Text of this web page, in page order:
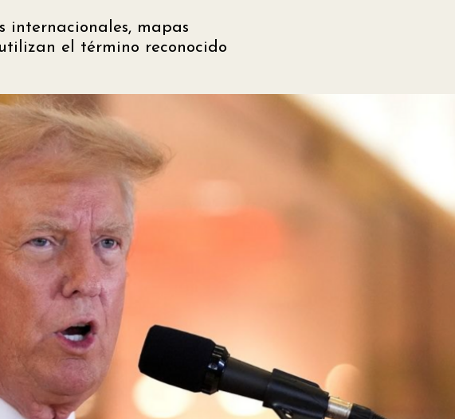
mapas
el término reconocido